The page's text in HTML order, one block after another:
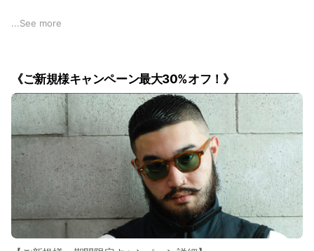
積極的にフェードカット技術を習得してきました。
ぜひ、本物のフェードカットや、男らしい短髪スタイルにした
い方は、バーバーショップCHILL CHAIRにお任せください。
お客様に似合わせるのはもちろん、仕事にもプライベートにも
マッチするよう提案させて頂きます。
系パーマスタイル
1人ひとりのお客様の希望を実現させるため、「メンズパー
マ」の技術や薬剤を研究し続けております。
主に、バーバーショップCHILL CHAIR高円寺店のメンズパーマ
には
・セットを楽にしオシャレさを＋する「ポイントパーマ」
・大人の男の余裕や魅力を演出する「ナチュラルパーマ」
・個性やストリート色を存分に表現する「ハードパーマ&特殊
パーマ」
バーバースタイルやストリートスタイルというと、10代だから
ストリートスタイルが流入し、業界人がこぞって取り入れてい
ます。
そんな今だからこそ、若者だけでなく、大人の男性にもぜひ取
り入れて欲しいと思います。
なによりも、
大人の男性が、男らしいバーバースタイルやストリートスタイ
ルにすることで、より渋さが増し、より男の風格が漂います。
...See more
《ご新規様キャンペーン最大30%オフ！》